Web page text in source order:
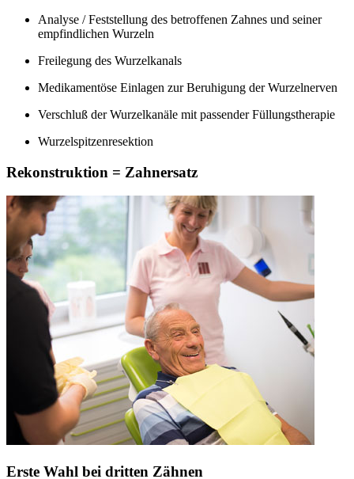
Analyse / Feststellung des betroffenen Zahnes und seiner
empfindlichen Wurzeln
Freilegung des Wurzelkanals
Medikamentöse Einlagen zur Beruhigung der Wurzelnerven
Verschluß der Wurzelkanäle mit passender Füllungstherapie
Wurzelspitzenresektion
Rekonstruktion = Zahnersatz
Erste Wahl bei dritten Zähnen